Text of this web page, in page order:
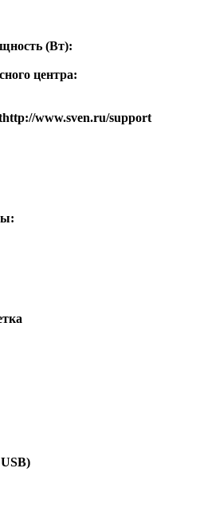
(Вт):
центра:
www.sven.ru/support